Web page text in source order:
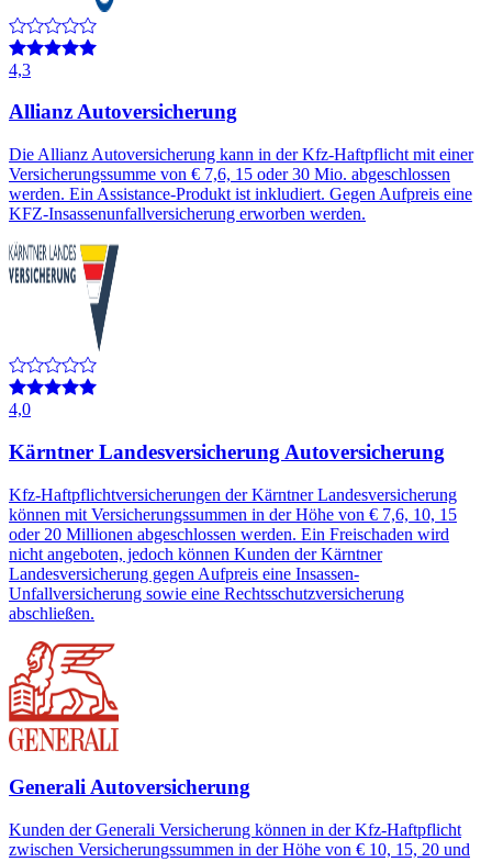
4,3
Allianz Autoversicherung
Die Allianz Autoversicherung kann in der Kfz-Haftpflicht mit einer
Versicherungssumme von € 7,6, 15 oder 30 Mio. abgeschlossen
werden. Ein Assistance-Produkt ist inkludiert. Gegen Aufpreis eine
KFZ-Insassenunfallversicherung erworben werden.
4,0
Kärntner Landesversicherung Autoversicherung
Kfz-Haftpflichtversicherungen der Kärntner Landesversicherung
können mit Versicherungssummen in der Höhe von € 7,6, 10, 15
oder 20 Millionen abgeschlossen werden. Ein Freischaden wird
nicht angeboten, jedoch können Kunden der Kärntner
Landesversicherung gegen Aufpreis eine Insassen-
Unfallversicherung sowie eine Rechtsschutzversicherung
abschließen.
Generali Autoversicherung
Kunden der Generali Versicherung können in der Kfz-Haftpflicht
zwischen Versicherungssummen in der Höhe von € 10, 15, 20 und